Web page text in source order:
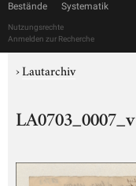
Bestände Systematik
Nutzungsrechte
Anmelden zur Recherche
›Lautarchiv
LA0703_0007_v